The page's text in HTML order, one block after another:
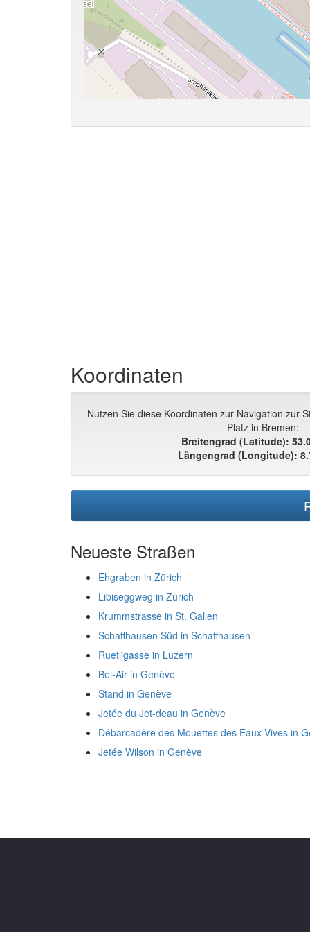
Koordinaten
Nutzen Sie diese Koordinaten zur Navigation zur
Platz in Bremen:
Breitengrad (Latitude):
Längengrad (Longitude):
Neueste Straßen
Ehgraben in Zürich
Libiseggweg in Zürich
Krummstrasse in St. Gallen
Schaffhausen Süd in Schaffhausen
Ruetligasse in Luzern
Bel-Air in Genève
Stand in Genève
Jetée du Jet-deau in Genève
Débarcadère des Mouettes des Eaux-Vives in
Jetée Wilson in Genève